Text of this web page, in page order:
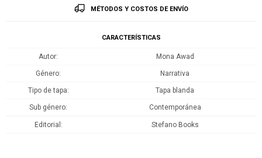
MÉTODOS Y COSTOS DE ENVÍO
CARACTERÍSTICAS
Autor Mona Awad
Género Narrativa
Tipo de tapa Tapa blanda
Sub género Contemporánea
Editorial Stefano Books